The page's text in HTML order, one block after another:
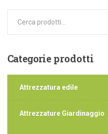
Categorieprodotti
Attrezzatura edile
Attrezzature Giardinaggio